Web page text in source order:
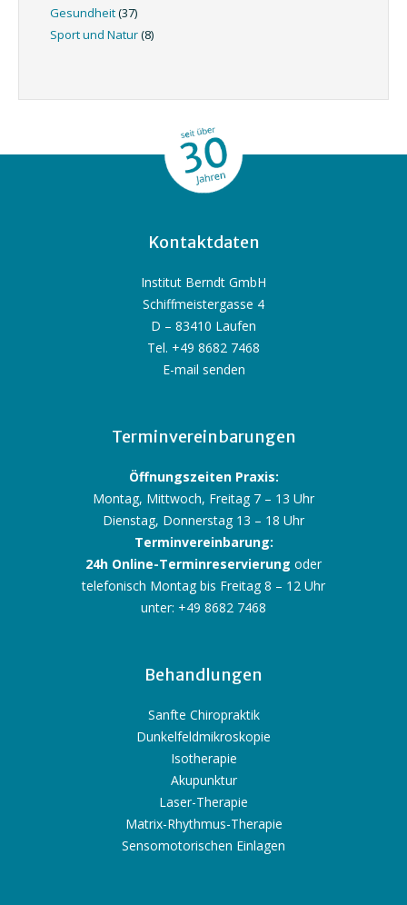
Gesundheit(37)
Sport und Natur(8)
Kontaktdaten
Institut Berndt GmbH
Schiffmeistergasse 4
D – 83410 Laufen
Tel. +49 8682 7468
E-mail senden
Terminvereinbarungen
Öffnungszeiten Praxis:
Montag, Mittwoch, Freitag 7 – 13 Uhr
Dienstag, Donnerstag 13 – 18 Uhr
Terminvereinbarung:
24h Online-Terminreservierung oder
telefonisch Montag bis Freitag 8 – 12 Uhr
unter: +49 8682 7468
Behandlungen
Sanfte Chiropraktik
Dunkelfeldmikroskopie
Isotherapie
Akupunktur
Laser-Therapie
Matrix-Rhythmus-Therapie
Sensomotorischen Einlagen